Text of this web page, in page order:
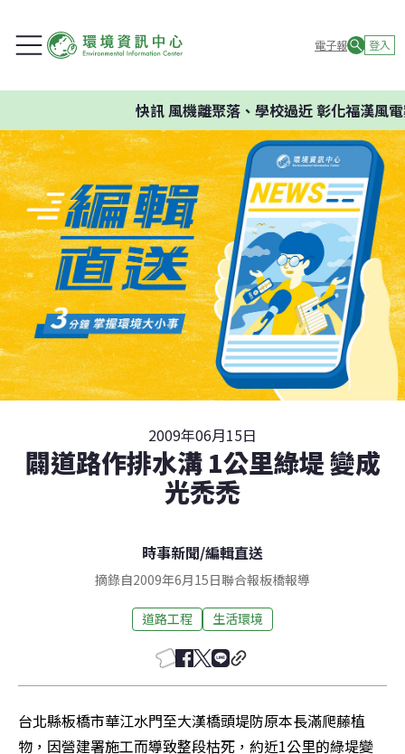
電子報 登入
快訊風機離聚落、學校過近 彰化福漢風電
2009年06月15日
闢道路作排水溝 1公里綠堤 變成
光禿禿
時事新聞/編輯直送
摘錄自2009年6月15日聯合報板橋報導
道路工程 生活環境
台北縣板橋市華江水門至大漢橋頭堤防原本長滿爬藤植
物，因營建署施工而導致整段枯死，約近1公里的綠堤變